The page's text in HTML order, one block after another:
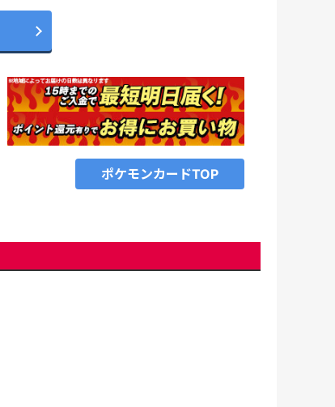
ポケモンカードTOP